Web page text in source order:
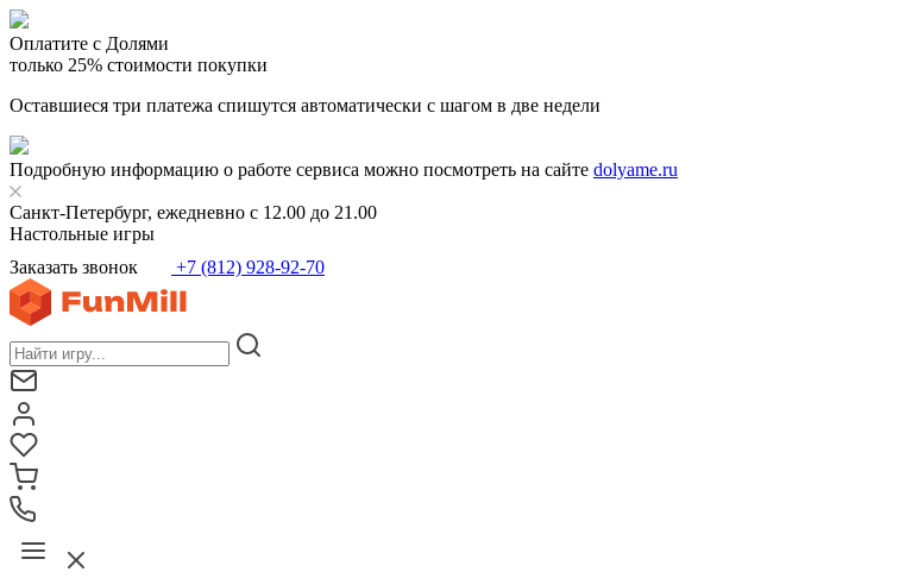
Оплатите с Долями
только 25% стоимости покупки
Оставшиеся три платежа спишутся автоматически с шагом в две недели
Подробную информацию о работе сервиса можно посмотреть на сайте dolyame.ru
Санкт-Петербург, ежедневно с 12.00 до 21.00
Настольные игры
Заказать звонок
+7 (812) 928-92-70